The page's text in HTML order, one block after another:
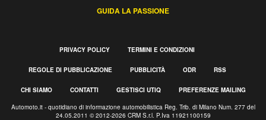
GUIDA LA PASSIONE
PRIVACY POLICY TERMINI E CONDIZIONI
REGOLE DI PUBBLICAZIONE PUBBLICITÀ ODR RSS
CHI SIAMO CONTATTI GESTISCI UTIQ PREFERENZE MAILING
Automoto.it - quotidiano di informazione automobilistica Reg. Trib. di Milano Num. 277 del
24.05.2011 © 2012-2026 CRM S.r.l. P.Iva 11921100159